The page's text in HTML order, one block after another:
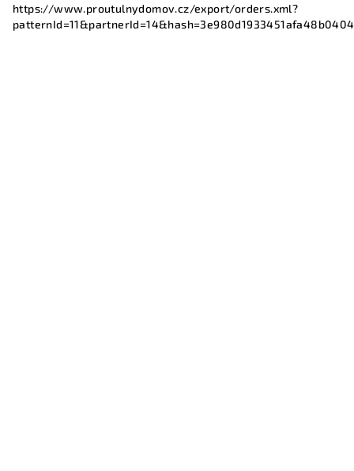
https://www.proutulnydomov.cz/export/orders.xml?